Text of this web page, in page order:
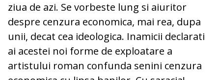
ziua de azi. Se vorbeste lung si aiuritor
despre cenzura economica, mai rea, dupa
unii, decat cea ideologica. Inamicii declarati
ai acestei noi forme de exploatare a
artistului roman confunda senini cenzura